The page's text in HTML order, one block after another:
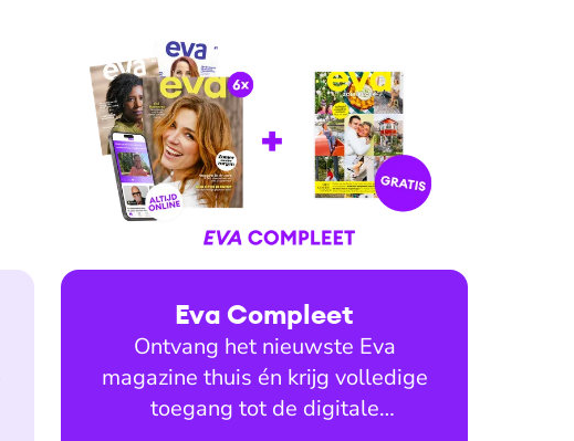
Eva Compleet
Ontvang het nieuwste Eva
magazine thuis én krijg volledige
toegang tot de digitale